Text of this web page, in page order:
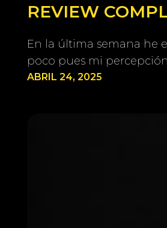
REVIEW
En la última semana he
poco pues mi
ABRIL 24, 2025